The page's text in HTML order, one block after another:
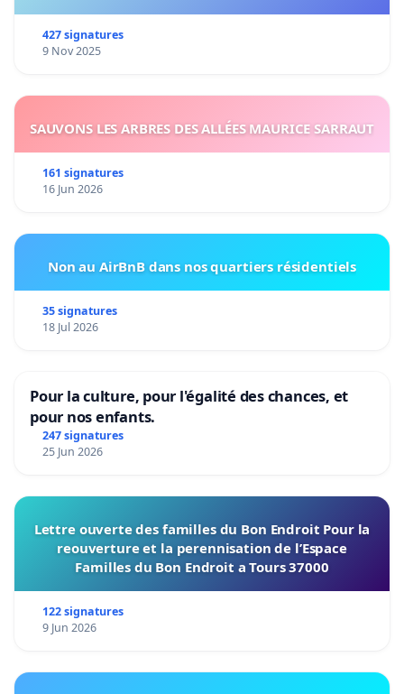
427 signatures
9 Nov 2025
SAUVONS LES ARBRES DES ALLÉES MAURICE SARRAUT
161 signatures
16 Jun 2026
Non au AirBnB dans nos quartiers résidentiels
35 signatures
18 Jul 2026
Pour la culture, pour l'égalité des chances, et
pour nos enfants.
247 signatures
25 Jun 2026
Lettre ouverte des familles du Bon Endroit Pour la
reouverture et la perennisation de l’Espace
Familles du Bon Endroit a Tours 37000
122 signatures
9 Jun 2026